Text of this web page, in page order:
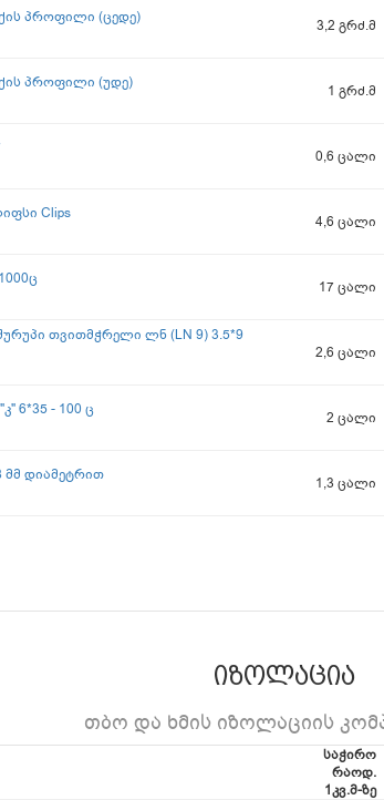
პროფილი (ცედე)
3,2 გრძ.მ
პროფილი (უდე)
1 გრძ.მ
0,6 ცალი
Clips
4,6 ცალი
17 ცალი
თვითმჭრელი ლნ (LN 9) 3.5*9
2,6 ცალი
6*35 - 100 ც
2 ცალი
მმ დიამეტრით
1,3 ცალი
იზოლაცია
თბო და ხმის იზოლაციის
საჭირო
რაოდ.
1კვ.მ-ზე